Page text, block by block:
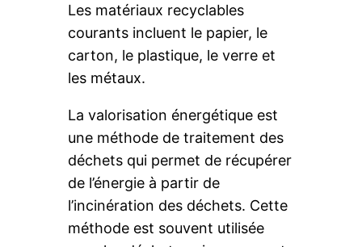
Les matériaux recyclables
courants incluent le papier, le
carton, le plastique, le verre et
les métaux.
La valorisation énergétique est
une méthode de traitement des
déchets qui permet de récupérer
de l’énergie à partir de
l’incinération des déchets. Cette
méthode est souvent utilisée